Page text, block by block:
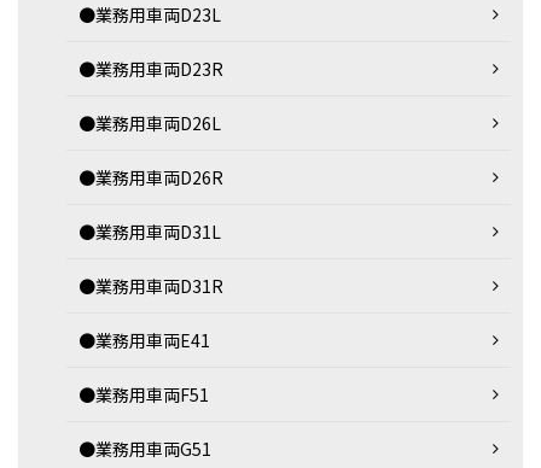
●業務用車両D23L
●業務用車両D23R
●業務用車両D26L
●業務用車両D26R
●業務用車両D31L
●業務用車両D31R
●業務用車両E41
●業務用車両F51
●業務用車両G51